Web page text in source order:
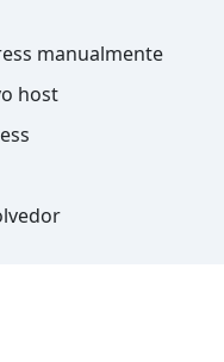
manualmente
host